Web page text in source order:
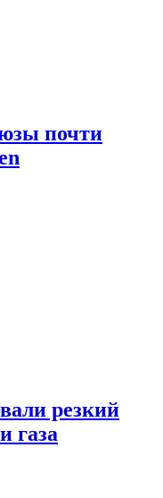
почти
резкий
газа